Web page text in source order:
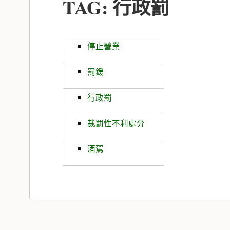
TAG: 行政罰
停止營業
罰鍰
行政罰
裁罰性不利處分
酒駕